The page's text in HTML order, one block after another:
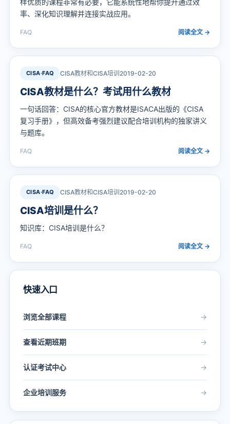
样优质的课程非常有必要，它能系统性地帮你提升通过效
率、深化知识理解并连接实战应用。
FAQ 阅读全文 →
CISA·FAQ CISA教材和CISA培训2019-02-20
CISA教材是什么？考试用什么教材
一句话回答：CISA的核心官方教材是ISACA出版的《CISA
复习手册》，但高效备考强烈建议配合培训机构的独家讲义
与题库。
FAQ 阅读全文 →
CISA·FAQ CISA教材和CISA培训2019-02-20
CISA培训是什么？
知识库：CISA培训是什么？
FAQ 阅读全文 →
快速入口
浏览全部课程 →
查看近期班期 →
认证考试中心 →
企业培训服务 →